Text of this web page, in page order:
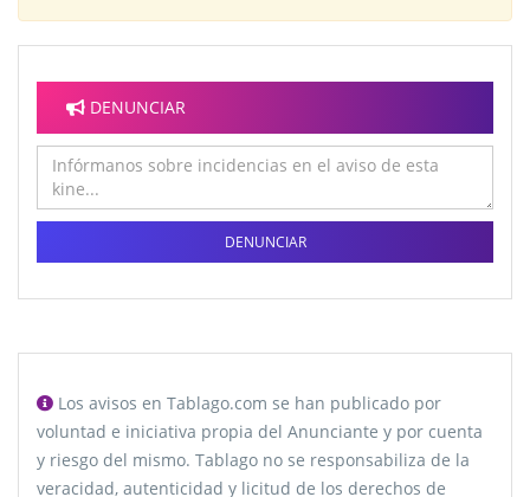
DENUNCIAR
DENUNCIAR
Los avisos en Tablago.com se han publicado por
voluntad e iniciativa propia del Anunciante y por cuenta
y riesgo del mismo. Tablago no se responsabiliza de la
veracidad, autenticidad y licitud de los derechos de